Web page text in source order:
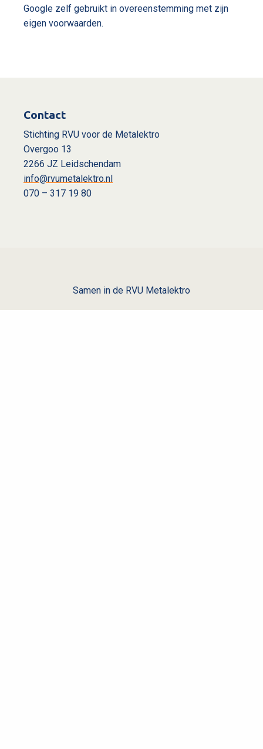
Google zelf gebruikt in overeenstemming met zijn
eigen voorwaarden.
Contact
Stichting RVU voor de Metalektro
Overgoo 13
2266 JZ Leidschendam
info@rvumetalektro.nl
070 – 317 19 80
Samen in de RVU Metalektro